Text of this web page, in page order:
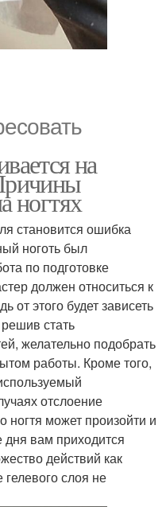
на
ногтях
становится ошибка
ноготь был
по подготовке
должен относиться к
от этого будет зависеть
стать
желательно подобрать
работы. Кроме того,
отслоение
ногтя может произойти и
вам приходится
действий как
слоя не